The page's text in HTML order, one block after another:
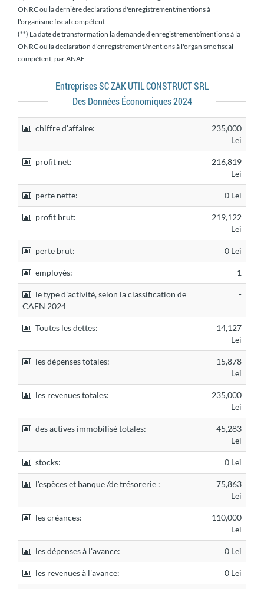
ONRC ou la dernière declarations d'enregistrement/mentions à
l'organisme fiscal compétent
(**) La date de transformation la demande d'enregistrement/mentions à la
ONRC ou la declaration d'enregistrement/mentions à l'organisme fiscal
compétent, par ANAF
Entreprises SC ZAK UTIL CONSTRUCT SRL
Des Données Économiques 2024
chiffre d'affaire:
235,000
Lei
profit net:
216,819
Lei
perte nette: 0 Lei
profit brut:
219,122
Lei
perte brut: 0 Lei
employés: 1
le type d'activité, selon la classification de
CAEN 2024
-
Toutes les dettes:
14,127
Lei
les dépenses totales:
15,878
Lei
les revenues totales:
235,000
Lei
des actives immobilisé totales:
45,283
Lei
stocks: 0 Lei
l'espèces et banque /de trésorerie :
75,863
Lei
les créances:
110,000
Lei
les dépenses à l'avance: 0 Lei
les revenues à l'avance: 0 Lei